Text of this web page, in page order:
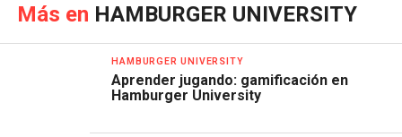
Más en HAMBURGER UNIVERSITY
HAMBURGER UNIVERSITY
Aprender jugando: gamificación en
Hamburger University